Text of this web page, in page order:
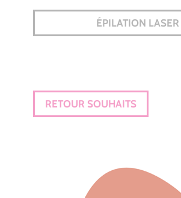
ÉPILATION LASER
RETOUR SOUHAITS